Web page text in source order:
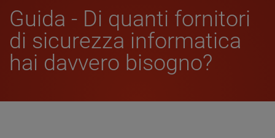
Guida - Di quanti fornitori
di sicurezza informatica
hai davvero bisogno?